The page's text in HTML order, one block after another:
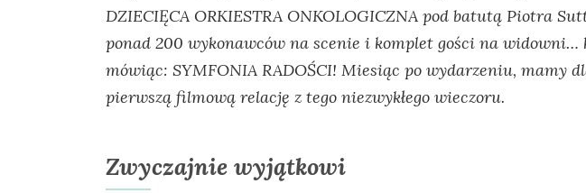
DZIECIĘCA ORKIESTRA ONKOLOGICZNA pod batutą Piotra
ponad 200 wykonawców na scenie i komplet gości na widowni…
mówiąc: SYMFONIA RADOŚCI! Miesiąc po wydarzeniu, mamy
pierwszą filmową relację z tego niezwykłego wieczoru.
Zwyczajnie wyjątkowi